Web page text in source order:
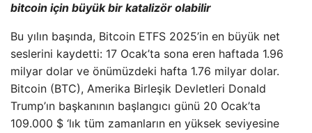
bitcoin için büyük bir katalizör olabilir
Bu yılın başında, Bitcoin ETFS 2025’in en büyük net
seslerini kaydetti: 17 Ocak’ta sona eren haftada 1.96
milyar dolar ve önümüzdeki hafta 1.76 milyar dolar.
Bitcoin (BTC), Amerika Birleşik Devletleri Donald
Trump’ın başkanının başlangıcı günü 20 Ocak’ta
109.000 $ ‘lık tüm zamanların en yüksek seviyesine